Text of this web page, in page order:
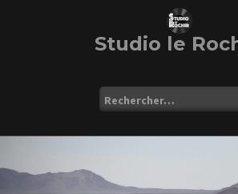
Studio le
Rechercher :